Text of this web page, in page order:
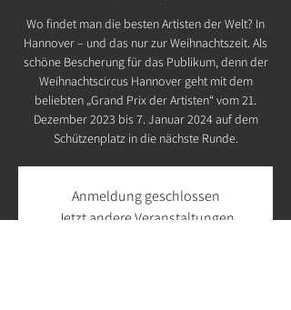
Wo findet man die besten Artisten der Welt? In
Hannover – und das nur zur Weihnachtszeit. Als
schöne Bescherung für das Publikum, denn der
Weihnachtscircus Hannover geht mit dem
beliebten „Grand Prix der Artisten“ vom 21.
Dezember 2023 bis 7. Januar 2024 auf dem
Schützenplatz in die nächste Runde.
Anmeldung geschlossen
Jetzt andere Veranstaltungen